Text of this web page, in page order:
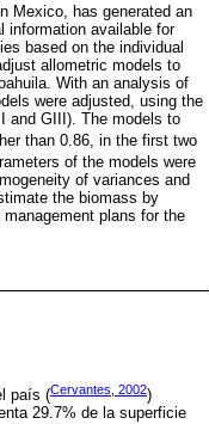
Mexico, has generated an
information available for
based on the individual
allometric models to
With an analysis of
were adjusted, using the
and GIII). The models to
than 0.86, in the first two
of the models were
of variances and
the biomass by
plans for the
país (Cervantes, 2002)
29.7% de la superficie